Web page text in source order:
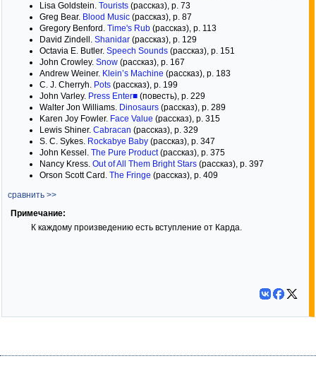
Lisa Goldstein. Tourists (рассказ), p. 73
Greg Bear. Blood Music (рассказ), p. 87
Gregory Benford. Time's Rub (рассказ), p. 113
David Zindell. Shanidar (рассказ), p. 129
Octavia E. Butler. Speech Sounds (рассказ), p. 151
John Crowley. Snow (рассказ), p. 167
Andrew Weiner. Klein’s Machine (рассказ), p. 183
C. J. Cherryh. Pots (рассказ), p. 199
John Varley. Press Enter■ (повесть), p. 229
Walter Jon Williams. Dinosaurs (рассказ), p. 289
Karen Joy Fowler. Face Value (рассказ), p. 315
Lewis Shiner. Cabracan (рассказ), p. 329
S. C. Sykes. Rockabye Baby (рассказ), p. 347
John Kessel. The Pure Product(рассказ), p. 375
Nancy Kress. Out of All Them Bright Stars (рассказ), p. 397
Orson Scott Card. The Fringe (рассказ), p. 409
сравнить >>
Примечание:
К каждому произведению есть вступление от Карда.